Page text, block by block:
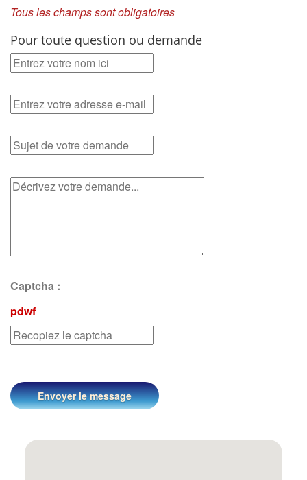
Tous les champs sont obligatoires
Pour toute question ou demande
Captcha :
pdwf